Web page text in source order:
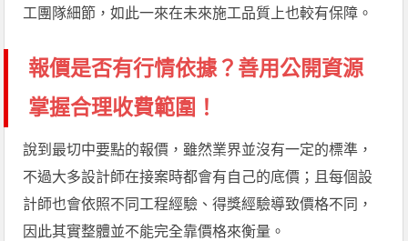
工團隊細節，如此一來在未來施工品質上也較有保障。
報價是否有行情依據？善用公開資源
掌握合理收費範圍！
說到最切中要點的報價，雖然業界並沒有一定的標準，
不過大多設計師在接案時都會有自己的底價；且每個設
計師也會依照不同工程經驗、得獎經驗導致價格不同，
因此其實整體並不能完全靠價格來衡量。